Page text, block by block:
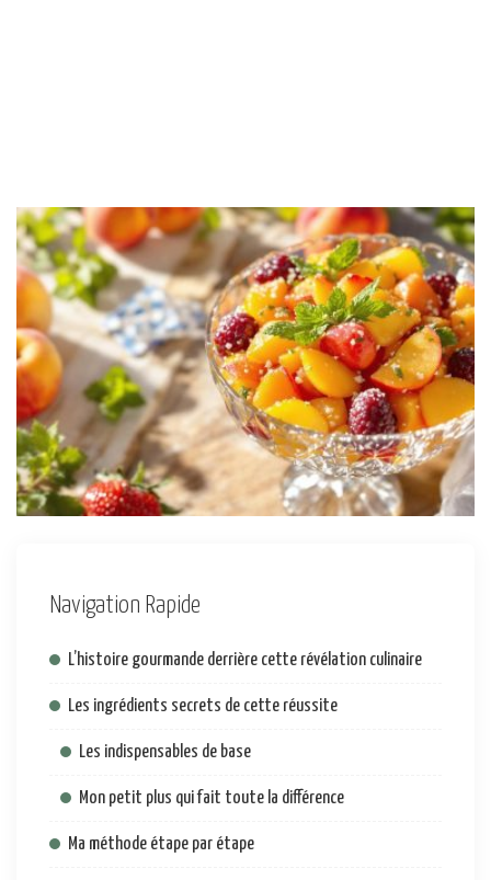
Navigation Rapide
L’histoire gourmande derrière cette révélation culinaire
Les ingrédients secrets de cette réussite
Les indispensables de base
Mon petit plus qui fait toute la différence
Ma méthode étape par étape